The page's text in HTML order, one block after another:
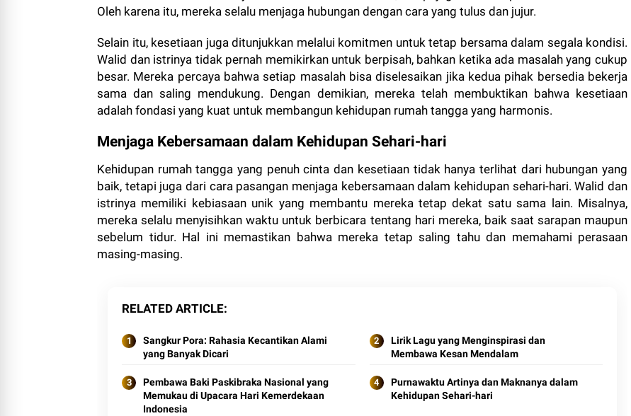
Oleh karena itu, mereka selalu menjaga hubungan dengan cara yang tulus dan jujur.
Selain itu, kesetiaan juga ditunjukkan melalui komitmen untuk tetap bersama dalam segala kondisi.
Walid dan istrinya tidak pernah memikirkan untuk berpisah, bahkan ketika ada masalah yang cukup
besar. Mereka percaya bahwa setiap masalah bisa diselesaikan jika kedua pihak bersedia bekerja
sama dan saling mendukung. Dengan demikian, mereka telah membuktikan bahwa kesetiaan
adalah fondasi yang kuat untuk membangun kehidupan rumah tangga yang harmonis.
Menjaga Kebersamaan dalam Kehidupan Sehari-hari
Kehidupan rumah tangga yang penuh cinta dan kesetiaan tidak hanya terlihat dari hubungan yang
baik, tetapi juga dari cara pasangan menjaga kebersamaan dalam kehidupan sehari-hari. Walid dan
istrinya memiliki kebiasaan unik yang membantu mereka tetap dekat satu sama lain. Misalnya,
mereka selalu menyisihkan waktu untuk berbicara tentang hari mereka, baik saat sarapan maupun
sebelum tidur. Hal ini memastikan bahwa mereka tetap saling tahu dan memahami perasaan
masing-masing.
RELATED ARTICLE
Sangkur Pora: Rahasia Kecantikan Alami
yang Banyak Dicari
Lirik Lagu yang Menginspirasi dan
Membawa Kesan Mendalam
Pembawa Baki Paskibraka Nasional yang
Memukau di Upacara Hari Kemerdekaan
Indonesia
Purnawaktu Artinya dan Maknanya dalam
Kehidupan Sehari-hari